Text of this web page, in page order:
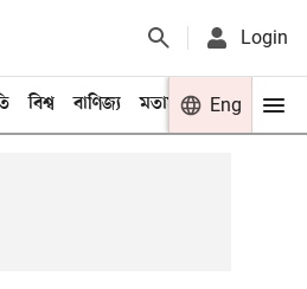
Login
বিশ্ব বাণিজ্য মতামত খেলা
Eng